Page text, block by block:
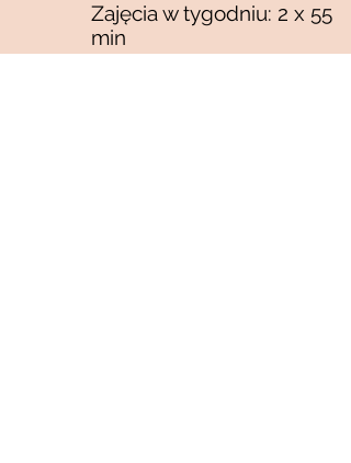
Zajęcia w tygodniu: 2 x 55
min